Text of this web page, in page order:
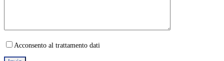
Acconsento al trattamento dati